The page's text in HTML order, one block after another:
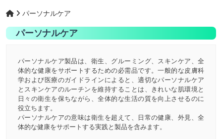
パーソナルケア
パーソナルケア
パーソナルケア製品は、衛生、グルーミング、スキンケア、全
体的な健康をサポートするための必需品です。一般的な皮膚科
学および医療のガイドラインによると、適切なパーソナルケア
とスキンケアのルーチンを維持することは、きれいな肌環境と
日々の衛生を保ちながら、全体的な生活の質を向上させるのに
役立ちます。
パーソナルケアの意味は衛生を超えて、日常の健康、外見、全
体的な健康をサポートする実践と製品を含みます。